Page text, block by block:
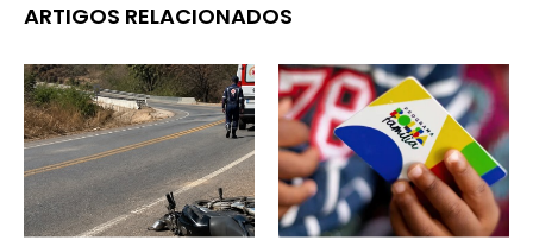
ARTIGOS RELACIONADOS